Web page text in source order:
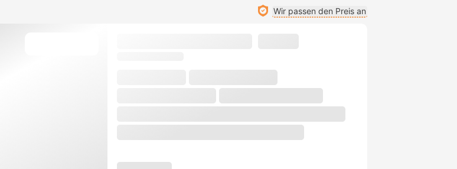
Wir passen den Preis an